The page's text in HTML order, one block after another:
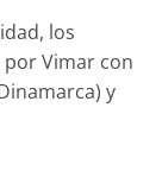
los
Vimar con
y